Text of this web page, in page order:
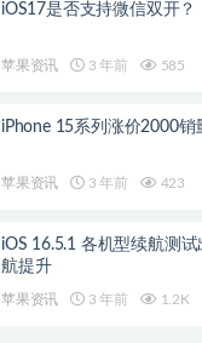
iOS17是否支持微信双开？
苹果资讯 3 年前 585
iPhone 15系列涨价2000销
苹果资讯 3 年前 423
iOS 16.5.1 各机型续航测
航提升
苹果资讯 3 年前 1.2K